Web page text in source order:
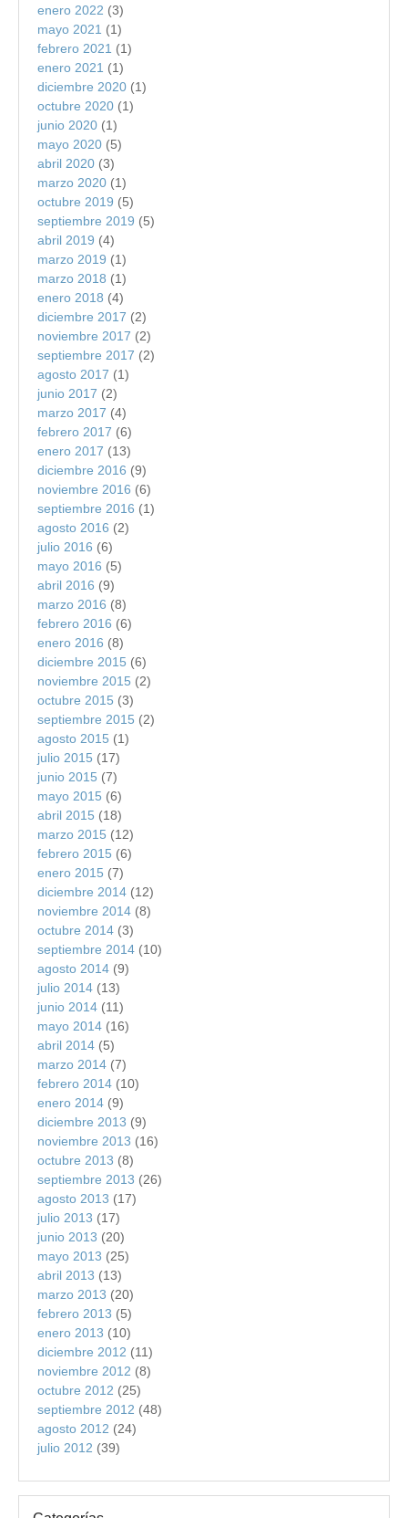
enero 2022 (3)
mayo 2021 (1)
febrero 2021 (1)
enero 2021 (1)
diciembre 2020 (1)
octubre 2020 (1)
junio 2020 (1)
mayo 2020 (5)
abril 2020 (3)
marzo 2020 (1)
octubre 2019 (5)
septiembre 2019 (5)
abril 2019 (4)
marzo 2019 (1)
marzo 2018 (1)
enero 2018 (4)
diciembre 2017 (2)
noviembre 2017 (2)
septiembre 2017 (2)
agosto 2017 (1)
junio 2017 (2)
marzo 2017 (4)
febrero 2017 (6)
enero 2017 (13)
diciembre 2016 (9)
noviembre 2016 (6)
septiembre 2016 (1)
agosto 2016 (2)
julio 2016 (6)
mayo 2016 (5)
abril 2016 (9)
marzo 2016 (8)
febrero 2016 (6)
enero 2016 (8)
diciembre 2015 (6)
noviembre 2015 (2)
octubre 2015 (3)
septiembre 2015 (2)
agosto 2015 (1)
julio 2015 (17)
junio 2015 (7)
mayo 2015 (6)
abril 2015 (18)
marzo 2015 (12)
febrero 2015 (6)
enero 2015 (7)
diciembre 2014 (12)
noviembre 2014 (8)
octubre 2014 (3)
septiembre 2014 (10)
agosto 2014 (9)
julio 2014 (13)
junio 2014 (11)
mayo 2014 (16)
abril 2014 (5)
marzo 2014 (7)
febrero 2014 (10)
enero 2014 (9)
diciembre 2013 (9)
noviembre 2013 (16)
octubre 2013 (8)
septiembre 2013 (26)
agosto 2013 (17)
julio 2013 (17)
junio 2013 (20)
mayo 2013 (25)
abril 2013 (13)
marzo 2013 (20)
febrero 2013 (5)
enero 2013 (10)
diciembre 2012 (11)
noviembre 2012 (8)
octubre 2012 (25)
septiembre 2012 (48)
agosto 2012 (24)
julio 2012 (39)